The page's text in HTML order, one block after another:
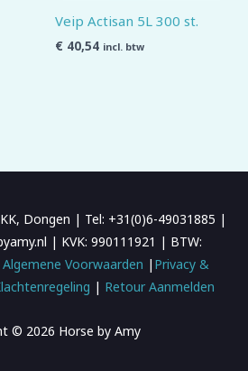
Veip Actisan 5L 300 st.
€ 40,54 incl. btw
Dongen | Tel: +31(0)6-49031885 |
| KVK: 990111921 | BTW:
Algemene Voorwaarden | Privacy &
| Retour Aanmelden
© 2026 Horse by Amy